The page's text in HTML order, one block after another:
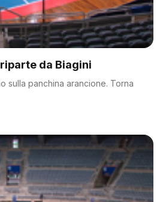
da Biagini
sulla panchina arancione. Torna